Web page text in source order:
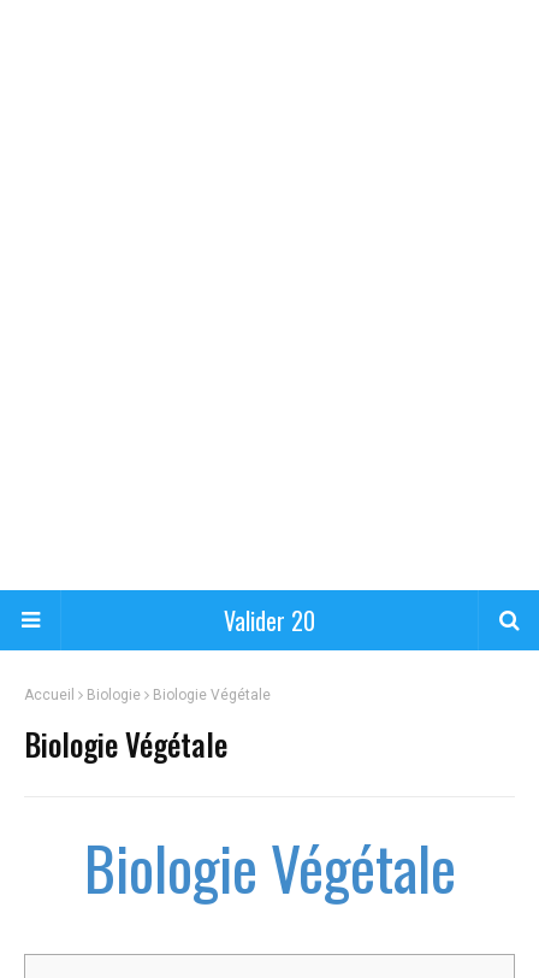
Valider 20
Accueil Biologie Biologie Végétale
Biologie Végétale
Biologie Végétale